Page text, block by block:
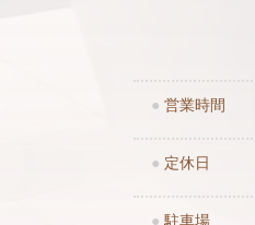
● 営業時間
● 定休日
● 駐車場